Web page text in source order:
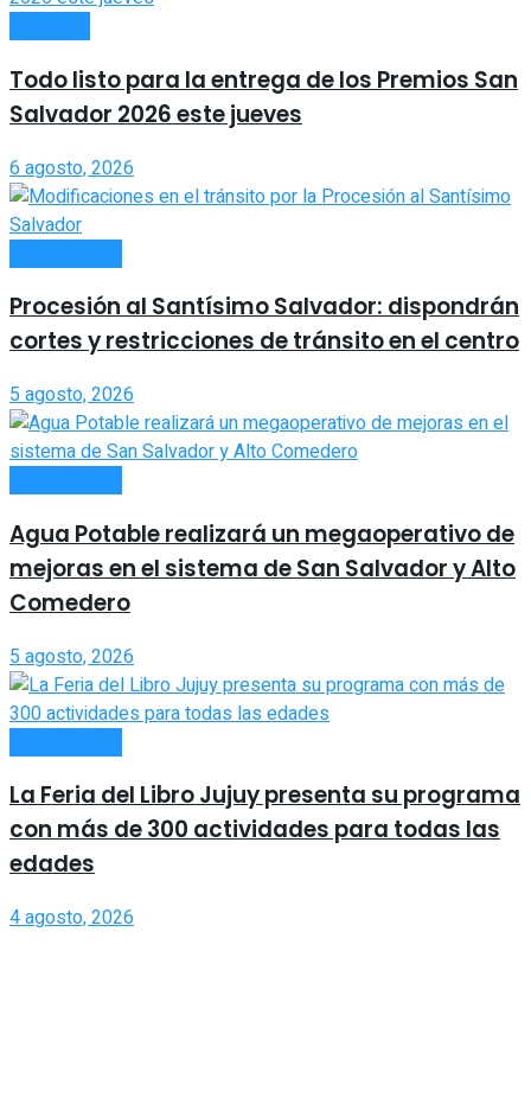
Todo listo para la entrega de los Premios San
Salvador 2026 este jueves
6 agosto, 2026
Procesión al Santísimo Salvador: dispondrán
cortes y restricciones de tránsito en el centro
5 agosto, 2026
Agua Potable realizará un megaoperativo de
mejoras en el sistema de San Salvador y Alto
Comedero
5 agosto, 2026
La Feria del Libro Jujuy presenta su programa
con más de 300 actividades para todas las
edades
4 agosto, 2026